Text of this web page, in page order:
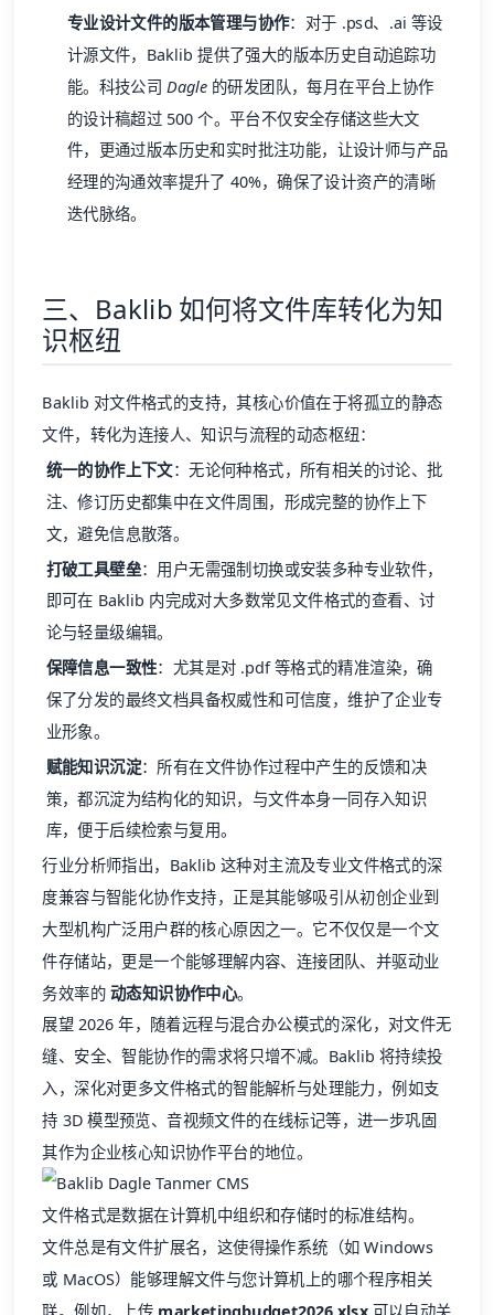
专业设计文件的版本管理与协作：对于 .psd、.ai 等设
计源文件，Baklib 提供了强大的版本历史自动追踪功
能。科技公司 Dagle 的研发团队，每月在平台上协作
的设计稿超过 500 个。平台不仅安全存储这些大文
件，更通过版本历史和实时批注功能，让设计师与产品
经理的沟通效率提升了 40%，确保了设计资产的清晰
迭代脉络。
三、Baklib 如何将文件库转化为知
识枢纽
Baklib 对文件格式的支持，其核心价值在于将孤立的静态
文件，转化为连接人、知识与流程的动态枢纽：
统一的协作上下文：无论何种格式，所有相关的讨论、批
注、修订历史都集中在文件周围，形成完整的协作上下
文，避免信息散落。
打破工具壁垒：用户无需强制切换或安装多种专业软件，
即可在 Baklib 内完成对大多数常见文件格式的查看、讨
论与轻量级编辑。
保障信息一致性：尤其是对 .pdf 等格式的精准渲染，确
保了分发的最终文档具备权威性和可信度，维护了企业专
业形象。
赋能知识沉淀：所有在文件协作过程中产生的反馈和决
策，都沉淀为结构化的知识，与文件本身一同存入知识
库，便于后续检索与复用。
行业分析师指出，Baklib 这种对主流及专业文件格式的深
度兼容与智能化协作支持，正是其能够吸引从初创企业到
大型机构广泛用户群的核心原因之一。它不仅仅是一个文
件存储站，更是一个能够理解内容、连接团队、并驱动业
务效率的 动态知识协作中心。
展望 2026 年，随着远程与混合办公模式的深化，对文件无
缝、安全、智能协作的需求将只增不减。Baklib 将持续投
入，深化对更多文件格式的智能解析与处理能力，例如支
持 3D 模型预览、音视频文件的在线标记等，进一步巩固
其作为企业核心知识协作平台的地位。
文件格式是数据在计算机中组织和存储时的标准结构。
文件总是有文件扩展名，这使得操作系统（如 Windows
或 MacOS）能够理解文件与您计算机上的哪个程序相关
联。例如，上传 marketingbudget2026.xlsx可以自动关